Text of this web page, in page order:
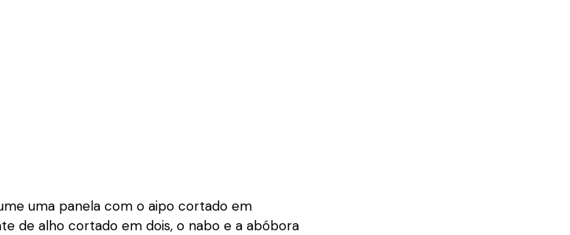
uma panela com o aipo cortado em
de alho cortado em dois, o nabo e a abóbora